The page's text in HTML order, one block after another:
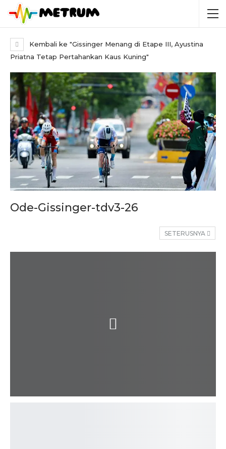
Kembali ke "Gissinger Menang di Etape III, Ayustina
Priatna Tetap Pertahankan Kaus Kuning"
Ode-Gissinger-tdv3-26
SETERUSNYA